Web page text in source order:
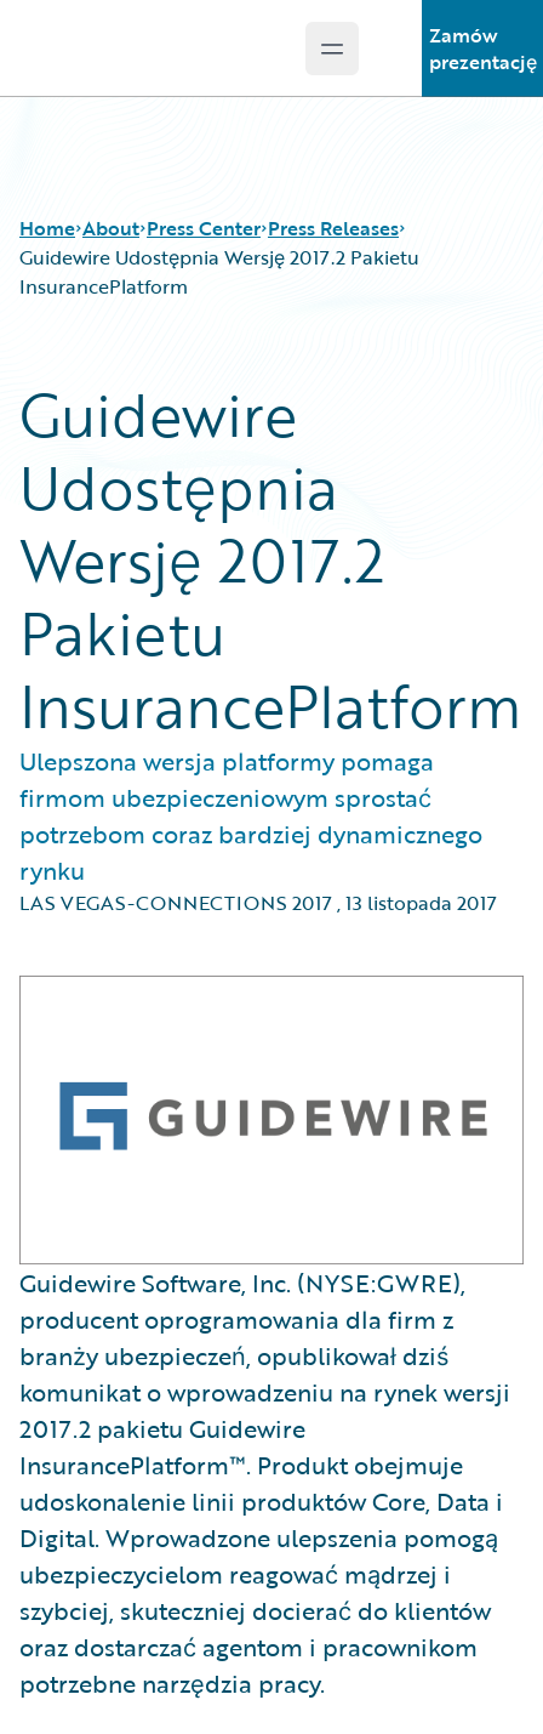
Open main menu
Zamów
prezentację
Home About Press Center Press Releases
Guidewire Udostępnia Wersję 2017.2 Pakietu
InsurancePlatform
Guidewire
Udostępnia
Wersję 2017.2
Pakietu
InsurancePlatform
Ulepszona wersja platformy pomaga
firmom ubezpieczeniowym sprostać
potrzebom coraz bardziej dynamicznego
rynku
LAS VEGAS-CONNECTIONS 2017,13 listopada 2017
​Guidewire Software, Inc. (NYSE:GWRE),
producent oprogramowania dla firm z
branży ubezpieczeń, opublikował dziś
komunikat o wprowadzeniu na rynek wersji
2017.2 pakietu Guidewire
InsurancePlatform™. Produkt obejmuje
udoskonalenie linii produktów Core, Data i
Digital. Wprowadzone ulepszenia pomogą
ubezpieczycielom reagować mądrzej i
szybciej, skuteczniej docierać do klientów
oraz dostarczać agentom i pracownikom
potrzebne narzędzia pracy.